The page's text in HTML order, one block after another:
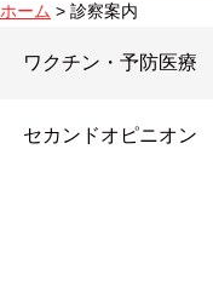
ホーム > 診察案内
ワクチン・予防医療
セカンドオピニオン